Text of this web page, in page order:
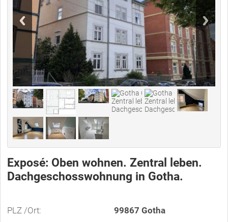
Exposé: Oben wohnen. Zentral leben.
Dachgeschosswohnung in Gotha.
PLZ /Ort:
99867 Gotha